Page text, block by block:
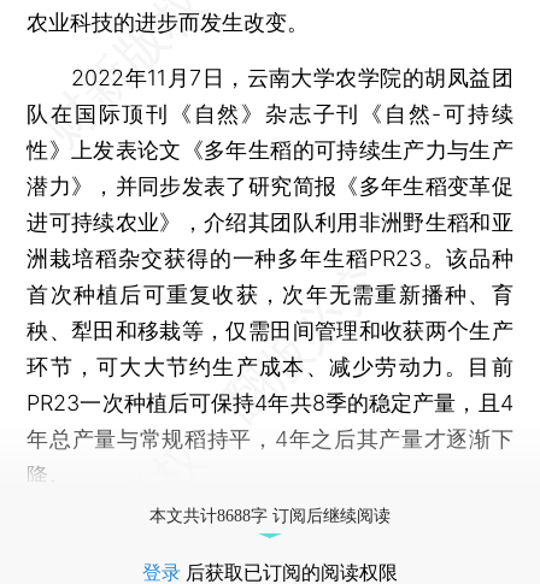
农业科技的进步而发生改变。
2022年11月7日，云南大学农学院的胡凤益团
队在国际顶刊《自然》杂志子刊《自然-可持续
性》上发表论文《多年生稻的可持续生产力与生产
潜力》，并同步发表了研究简报《多年生稻变革促
进可持续农业》，介绍其团队利用非洲野生稻和亚
洲栽培稻杂交获得的一种多年生稻PR23。该品种
首次种植后可重复收获，次年无需重新播种、育
秧、犁田和移栽等，仅需田间管理和收获两个生产
环节，可大大节约生产成本、减少劳动力。目前
PR23一次种植后可保持4年共8季的稳定产量，且4
年总产量与常规稻持平，4年之后其产量才逐渐下
降。
本文共计8688字 订阅后继续阅读
登录 后获取已订阅的阅读权限